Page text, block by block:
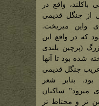
باکلند، واقع در
از جنگل قدیمی
واین میریخت.
که در واقع این
(پرچین بلندی
شده بود تا آنها
جنگل قدیمی
بنابر شعر
میرود” ساکنان
تر و محتاط تر